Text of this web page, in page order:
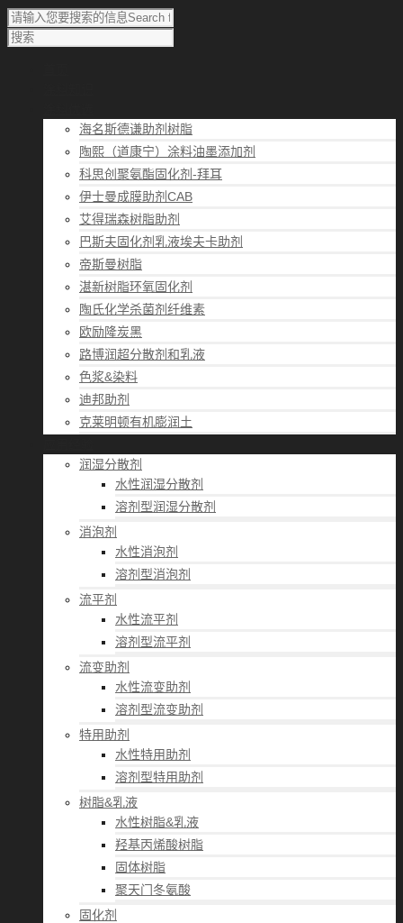
海名斯德谦助剂树脂
陶熙（道康宁）涂料油墨添加剂
科思创聚氨酯固化剂-拜耳
伊士曼成膜助剂CAB
艾得瑞森树脂助剂
巴斯夫固化剂乳液埃夫卡助剂
帝斯曼树脂
湛新树脂环氧固化剂
陶氏化学杀菌剂纤维素
欧励隆炭黑
路博润超分散剂和乳液
色浆&染料
迪邦助剂
克莱明顿有机膨润土
润湿分散剂
水性润湿分散剂
溶剂型润湿分散剂
消泡剂
水性消泡剂
溶剂型消泡剂
流平剂
水性流平剂
溶剂型流平剂
流变助剂
水性流变助剂
溶剂型流变助剂
特用助剂
水性特用助剂
溶剂型特用助剂
树脂&乳液
水性树脂&乳液
羟基丙烯酸树脂
固体树脂
聚天门冬氨酸
固化剂